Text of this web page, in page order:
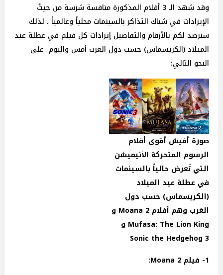
وقد شهد الـ 3 أفلام المذكورة منافسة شرسة من حيثُ
الإيرادات في شباك التذاكر بالسينمات محلياً وعالمياً ، لذلك
سنرصد لكم بالأرقام والتفاصيل إيرادات كل فيلم في عطلة عيد
الميلاد (الكريسماس) حسب دول الغرب أمس واليوم على
النحو التالي:
صورة أفيش أقوى أفلام
الرسوم المتحركة الأنيميشن
التي تُعرض حالياً بالسينمات
في عطلة عيد الميلاد
(الكريسماس) حسب دول
الغرب وهم أفلام Moana 2 و
Mufasa: The Lion King و
Sonic the Hedgehog 3
1- فيلم Moana 2: